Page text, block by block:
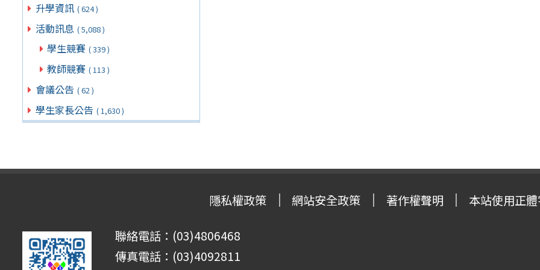
升學資訊 ( 624 )
活動訊息 ( 5,088 )
學生競賽 ( 339 )
教師競賽 ( 113 )
會議公告 ( 62 )
學生家長公告 ( 1,630 )
隱私權政策 網站安全政策 著作權聲明 本站使用正
聯絡電話：(03)4806468
傳真電話：(03)4092811